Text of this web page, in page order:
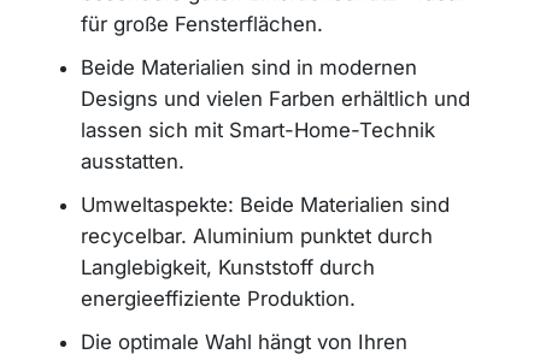
für große Fensterflächen.
Beide Materialien sind in modernen
Designs und vielen Farben erhältlich und
lassen sich mit Smart-Home-Technik
ausstatten.
Umweltaspekte: Beide Materialien sind
recycelbar. Aluminium punktet durch
Langlebigkeit, Kunststoff durch
energieeffiziente Produktion.
Die optimale Wahl hängt von Ihren